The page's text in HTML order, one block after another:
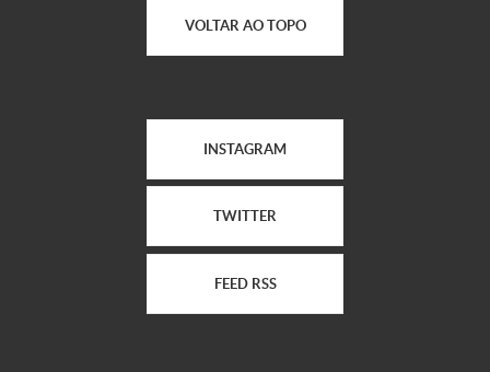
VOLTAR AO TOPO
INSTAGRAM
TWITTER
FEED RSS